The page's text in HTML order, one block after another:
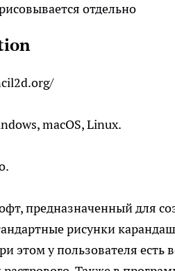
отдельно
macOS, Linux.
предназначенный для
рисунки
этом у пользователя